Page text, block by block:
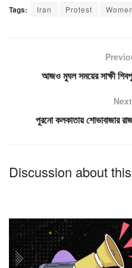
Tags: Iran Protest Women
আজও মুঘল সময়ের সাক্ষী
পুরনো কলকাতায় শোভাবাজার
Discussion about